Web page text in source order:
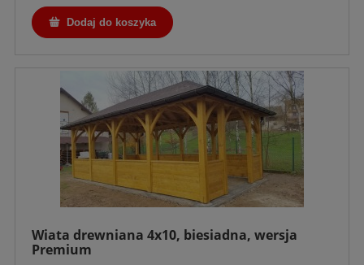
Dodaj do koszyka
Wiata drewniana 4x10, biesiadna, wersja
Premium